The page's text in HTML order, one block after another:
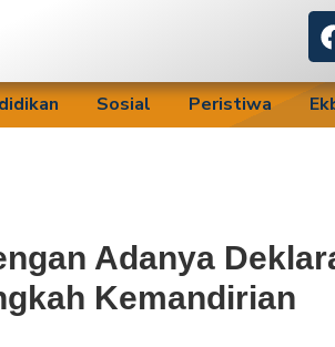
Sosial Peristiwa
Adanya
Kemandirian